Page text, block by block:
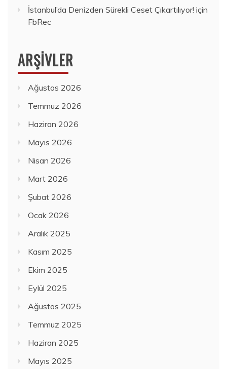
İstanbul’da Denizden Sürekli Ceset Çıkartılıyor! için
FbRec
ARŞIVLER
Ağustos 2026
Temmuz 2026
Haziran 2026
Mayıs 2026
Nisan 2026
Mart 2026
Şubat 2026
Ocak 2026
Aralık 2025
Kasım 2025
Ekim 2025
Eylül 2025
Ağustos 2025
Temmuz 2025
Haziran 2025
Mayıs 2025